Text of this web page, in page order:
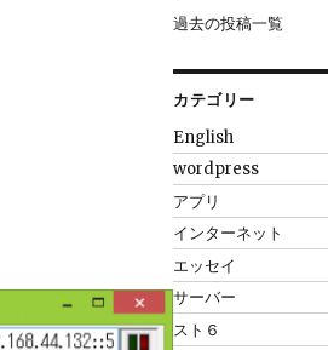
過去の投稿一覧
カテゴリー
English
wordpress
アプリ
インターネット
エッセイ
サーバー
スト６